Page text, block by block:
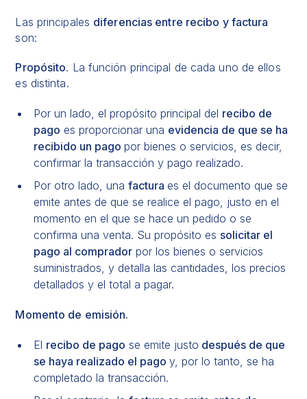
Las principales diferencias entre recibo y factura
son:
Propósito. La función principal de cada uno de ellos
es distinta.
Por un lado, el propósito principal del recibo de
pago es proporcionar una evidencia de que se ha
recibido un pagopor bienes o servicios, es decir,
confirmar la transacción y pago realizado.
Por otro lado, unafacturaes el documento que se
emite antes de que se realice el pago, justo en el
momento en el que se hace un pedido o se
confirma una venta. Su propósito es solicitar el
pago al comprador por los bienes o servicios
suministrados, y detalla las cantidades, los precios
detallados y el total a pagar.
Momento de emisión.
El recibo de pago se emite justo después de que
se haya realizado el pagoy, por lo tanto, se ha
completado la transacción.